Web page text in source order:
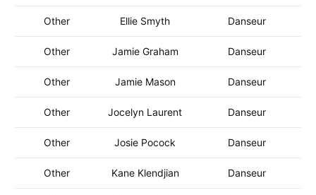
Other Ellie Smyth Danseur
Other Jamie Graham Danseur
Other Jamie Mason Danseur
Other Jocelyn Laurent Danseur
Other Josie Pocock Danseur
Other Kane Klendjian Danseur